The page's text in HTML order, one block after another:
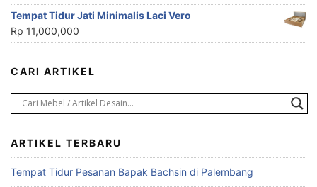
Tempat Tidur Jati Minimalis Laci Vero
Rp 11,000,000
CARI ARTIKEL
ARTIKEL TERBARU
Tempat Tidur Pesanan Bapak Bachsin di Palembang